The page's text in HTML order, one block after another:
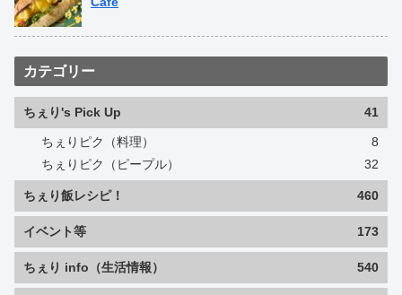
カテゴリー
ちぇり's Pick Up 41
ちぇりピク（料理）
8
ちぇりピク（ピープル）
32
ちぇり飯レシピ！ 460
イベント等 173
ちぇり info（生活情報） 540